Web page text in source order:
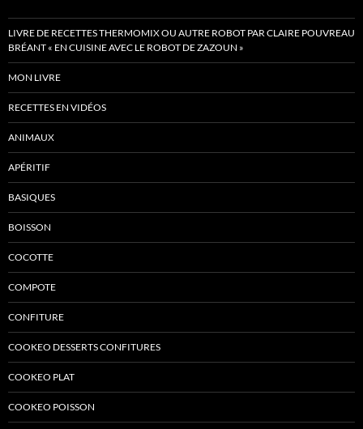
LIVRE DE RECETTES THERMOMIX OU AUTRE ROBOT PAR CLAIRE POUVREAU
BRÉANT « EN CUISINE AVEC LE ROBOT DE ZAZOUN »
MON LIVRE
RECETTES EN VIDÉOS
ANIMAUX
APÉRITIF
BASIQUES
BOISSON
COCOTTE
COMPOTE
CONFITURE
COOKEO DESSERTS CONFITURES
COOKEO PLAT
COOKEO POISSON